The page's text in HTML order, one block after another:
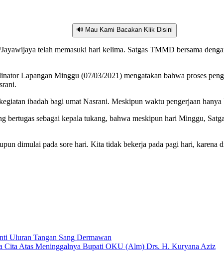
🔊 Mau Kami Bacakan Klik Disini
telah memasuki hari kelima. Satgas TMMD bersama
Lapangan Minggu (07/03/2021) mengatakan bahwa proses
ibadah bagi umat Nasrani. Meskipun waktu pengerjaan
bertugas sebagai kepala tukang, bahwa meskipun hari Minggu,
dimulai pada sore hari. Kita tidak bekerja pada pagi hari, karena
Uluran Tangan Sang Dermawan
Cita Atas Meninggalnya Bupati OKU (Alm) Drs. H. Kuryana Aziz